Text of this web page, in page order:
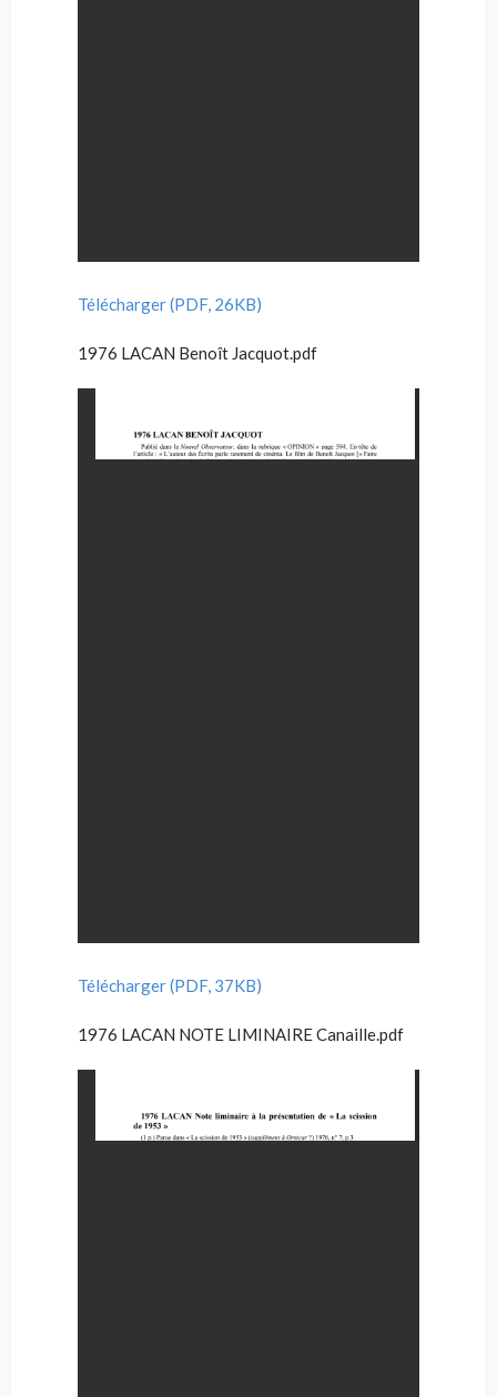
Télécharger (PDF, 26KB)
1976 LACAN Benoît Jacquot.pdf
Télécharger (PDF, 37KB)
1976 LACAN NOTE LIMINAIRE Canaille.pdf